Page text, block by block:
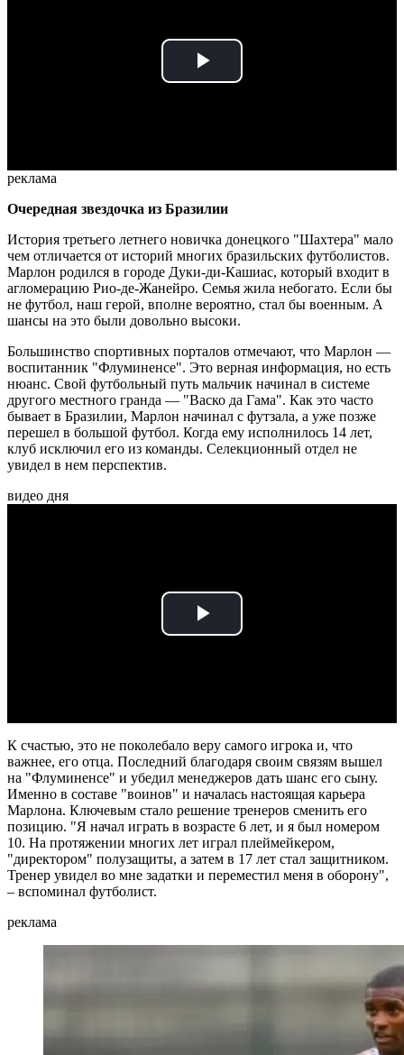
Play
реклама
Очередная звездочка из Бразилии
История третьего летнего новичка донецкого "Шахтера" мало
чем отличается от историй многих бразильских футболистов.
Марлон родился в городе Дуки-ди-Кашиас, который входит в
агломерацию Рио-де-Жанейро. Семья жила небогато. Если бы
не футбол, наш герой, вполне вероятно, стал бы военным. А
шансы на это были довольно высоки.
Большинство спортивных порталов отмечают, что Марлон —
воспитанник "Флуминенсе". Это верная информация, но есть
нюанс. Свой футбольный путь мальчик начинал в системе
другого местного гранда — "Васко да Гама". Как это часто
бывает в Бразилии, Марлон начинал с футзала, а уже позже
перешел в большой футбол. Когда ему исполнилось 14 лет,
клуб исключил его из команды. Селекционный отдел не
увидел в нем перспектив.
видео дня
Play
К счастью, это не поколебало веру самого игрока и, что
важнее, его отца. Последний благодаря своим связям вышел
на "Флуминенсе" и убедил менеджеров дать шанс его сыну.
Именно в составе "воинов" и началась настоящая карьера
Марлона. Ключевым стало решение тренеров сменить его
позицию. "Я начал играть в возрасте 6 лет, и я был номером
10. На протяжении многих лет играл плеймейкером,
"директором" полузащиты, а затем в 17 лет стал защитником.
Тренер увидел во мне задатки и переместил меня в оборону",
– вспоминал футболист.
реклама